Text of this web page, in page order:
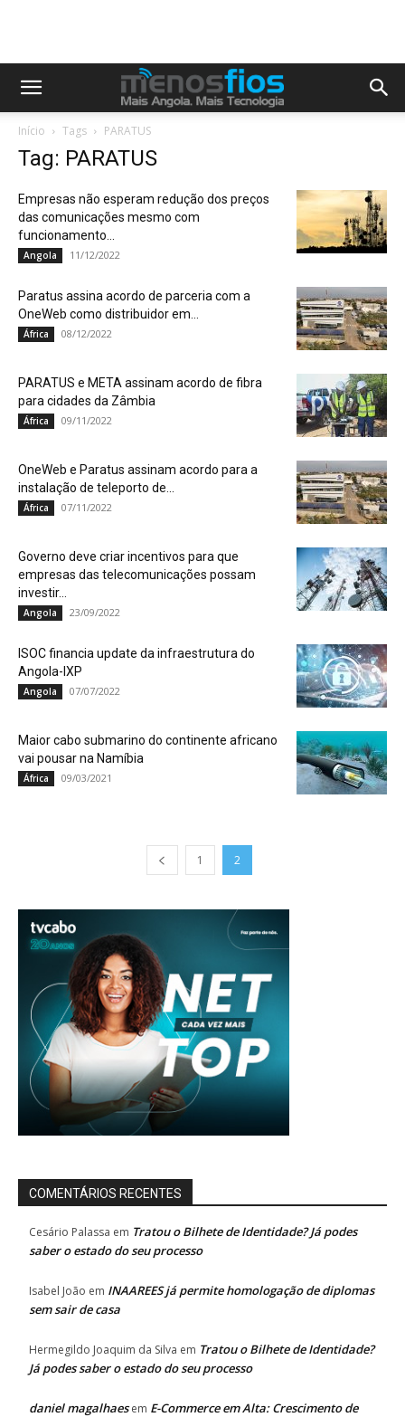
Início Tags PARATUS
Tag: PARATUS
Empresas não esperam redução dos preços
das comunicações mesmo com
funcionamento...
Angola 11/12/2022
Paratus assina acordo de parceria com a
OneWeb como distribuidor em...
África 08/12/2022
PARATUS e META assinam acordo de fibra
para cidades da Zâmbia
África 09/11/2022
OneWeb e Paratus assinam acordo para a
instalação de teleporto de...
África 07/11/2022
Governo deve criar incentivos para que
empresas das telecomunicações possam
investir...
Angola 23/09/2022
ISOC financia update da infraestrutura do
Angola-IXP
Angola 07/07/2022
Maior cabo submarino do continente africano
vai pousar na Namíbia
África 09/03/2021
1 2
COMENTÁRIOS RECENTES
Cesário Palassa em Tratou o Bilhete de Identidade? Já podes
saber o estado do seu processo
Isabel João em INAAREES já permite homologação de diplomas
sem sair de casa
Hermegildo Joaquim da Silva em Tratou o Bilhete de Identidade?
Já podes saber o estado do seu processo
daniel magalhaesem E-Commerce em Alta: Crescimento de